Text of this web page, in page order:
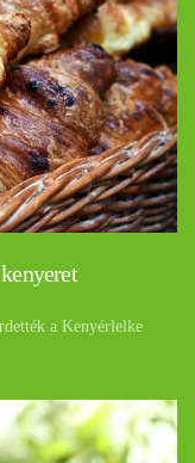
a Kenyérlelke